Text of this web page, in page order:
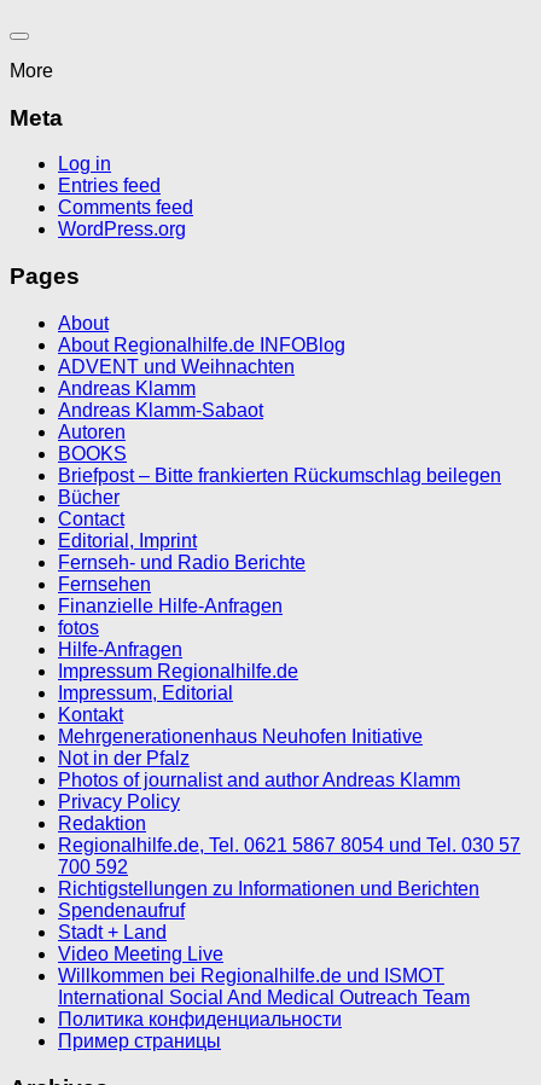
More
Meta
Log in
Entries feed
Comments feed
WordPress.org
Pages
About
About Regionalhilfe.de INFOBlog
ADVENT und Weihnachten
Andreas Klamm
Andreas Klamm-Sabaot
Autoren
BOOKS
Briefpost – Bitte frankierten Rückumschlag beilegen
Bücher
Contact
Editorial, Imprint
Fernseh- und Radio Berichte
Fernsehen
Finanzielle Hilfe-Anfragen
fotos
Hilfe-Anfragen
Impressum Regionalhilfe.de
Impressum, Editorial
Kontakt
Mehrgenerationenhaus Neuhofen Initiative
Not in der Pfalz
Photos of journalist and author Andreas Klamm
Privacy Policy
Redaktion
Regionalhilfe.de, Tel. 0621 5867 8054 und Tel. 030 57
700 592
Richtigstellungen zu Informationen und Berichten
Spendenaufruf
Stadt + Land
Video Meeting Live
Willkommen bei Regionalhilfe.de und ISMOT
International Social And Medical Outreach Team
Политика конфиденциальности
Пример страницы